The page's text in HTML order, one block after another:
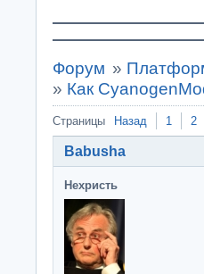
Форум »
» Как
Страницы Назад 1 2
Babusha
Нехристь